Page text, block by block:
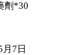
劑*30
月 7 日